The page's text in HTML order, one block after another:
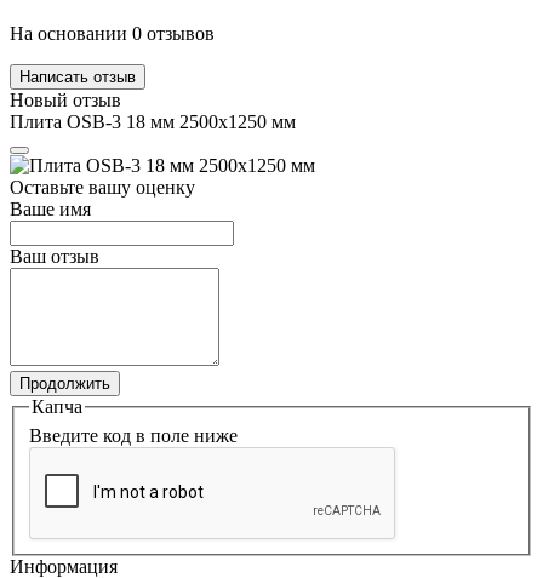
На основании 0 отзывов
Написать отзыв
Новый отзыв
Плита OSB-3 18 мм 2500х1250 мм
Оставьте вашу оценку
Ваше имя
Ваш отзыв
Продолжить
Капча
Введите код в поле ниже
Информация